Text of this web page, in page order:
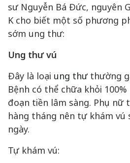
sư Nguyễn Bá Đức, nguyên
K cho biết một số phương
sớm ung thư:
Ung thư vú
Đây là loại ung thưthường
Bệnh có thể chữa khỏi
đoạn tiền lâm sàng. Phụ nữ
hàng tháng nên tự khám vú
ngày.
Tự khám vú: